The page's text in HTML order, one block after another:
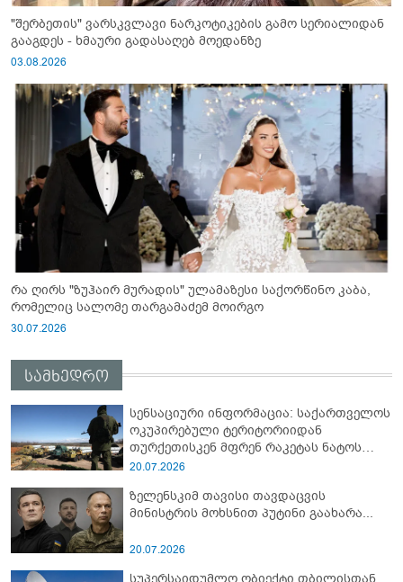
"შერბეთის" ვარსკვლავი ნარკოტიკების გამო სერიალიდან
გააგდეს - ხმაური გადასაღებ მოედანზე
03.08.2026
რა ღირს "ზუჰაირ მურადის" ულამაზესი საქორწინო კაბა,
რომელიც სალომე თარგამაძემ მოირგო
30.07.2026
სამხედრო
სენსაციური ინფორმაცია: საქართველოს
ოკუპირებული ტერიტორიიდან
თურქეთისკენ მფრენ რაკეტას ნატოს
სამიტი კინაღამ ჩაუშლია
20.07.2026
ზელენსკიმ თავისი თავდაცვის
მინისტრის მოხსნით პუტინი გაახარა...
20.07.2026